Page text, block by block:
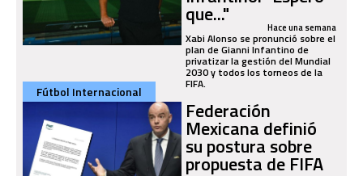
que..." Hace una semana
Xabi Alonso se pronunció sobre el
plan de Gianni Infantino de
privatizar la gestión del Mundial
2030 y todos los torneos de la
FIFA.
Fútbol Internacional
Federación
Mexicana definió
su postura sobre
propuesta de FIFA